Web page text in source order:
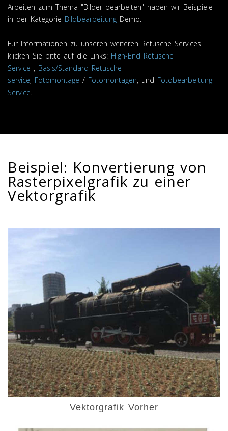
Arbeiten zum Thema "Bilder bearbeiten" haben wir Beispiele
in der Kategorie Bildbearbeitung Demo.
Für Informationen zu unseren weiteren Retusche Services
klicken Sie bitte auf die Links: High-End Retusche
Service , Basis/Standard Retusche
service, Fotomontage / Fotomontagen, und Fotobearbeitung-
Service.
Beispiel: Konvertierung von
Rasterpixelgrafik zu einer
Vektorgrafik
Vektorgrafik Vorher